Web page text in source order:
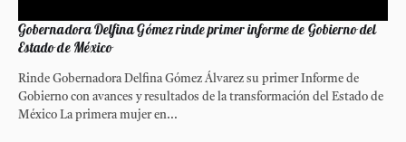
Gobernadora Delfina Gómez rinde primer informe de Gobierno del
Estado de México
Rinde Gobernadora Delfina Gómez Álvarez su primer Informe de
Gobierno con avances y resultados de la transformación del Estado de
México La primera mujer en...